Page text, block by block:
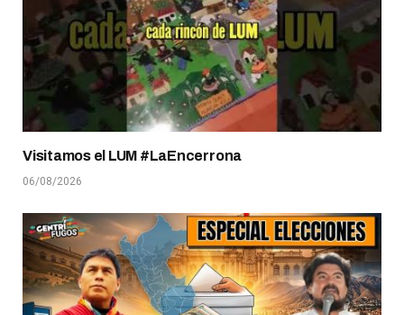
Visitamos el LUM #LaEncerrona
06/08/2026